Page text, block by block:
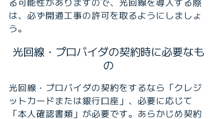
は、必ず開通工事の許可を取るようにしましょ
う。
光回線・プロバイダの契約時に必要なも
の
光回線・プロバイダの契約をするなら「クレジ
ットカードまたは銀行口座」、必要に応じて
「本人確認書類」が必要です。あらかじめ契約